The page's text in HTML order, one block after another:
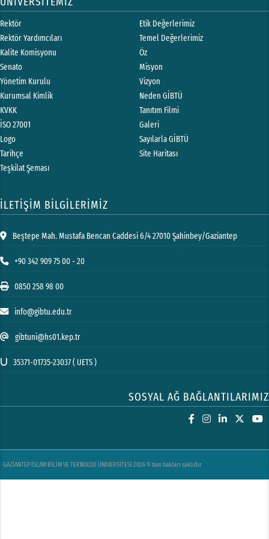
Rektör
Rektör Yardımcıları
Kalite Komisyonu
Senato
Yönetim Kurulu
Kurumsal Kimlik
KVKK
İSO 27001
Logo
Tarihçe
Teşkilat Şeması
Etik Değerlerimiz
Temel Değerlerimiz
Öz
Misyon
Vizyon
Neden GİBTÜ
Tanıtım Filmi
Galeri
Sayılarla GİBTÜ
Site Haritası
İLETİŞİM BİLGİLERİMİZ
Beştepe Mah. Mustafa Bencan Caddesi 6/4 27010 Şahinbey/Gaziantep
+90 342 909 75 00 - 20
0850 258 98 00
info@gibtu.edu.tr
gibtuni@hs01.kep.tr
35371-01735-23037 ( UETS )
SOSYAL AĞ BAĞLANTILARIMIZ
GAZİANTEP İSLAM BİLİM VE TEKNOLOJİ ÜNİVERSİTESİ 2026 © tüm hakları saklıdır